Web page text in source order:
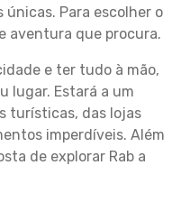
Para escolher o
aventura que procura.
e ter tudo à mão,
lugar. Estará a um
turísticas, das lojas
imperdíveis. Além
de explorar Rab a